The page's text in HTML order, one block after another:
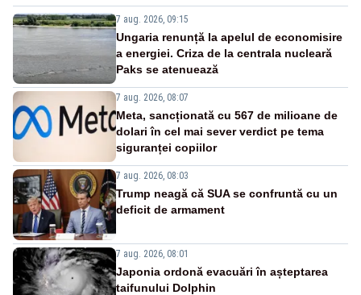
7 aug. 2026, 09:15
Ungaria renunță la apelul de economisire
a energiei. Criza de la centrala nucleară
Paks se atenuează
7 aug. 2026, 08:07
Meta, sancționată cu 567 de milioane de
dolari în cel mai sever verdict pe tema
siguranței copiilor
7 aug. 2026, 08:03
Trump neagă că SUA se confruntă cu un
deficit de armament
7 aug. 2026, 08:01
Japonia ordonă evacuări în așteptarea
taifunului Dolphin